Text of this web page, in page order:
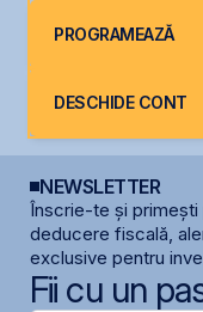
PROGRAMEAZĂ
DESCHIDE CONT
NEWSLETTER
Înscrie-te și primești
deducere fiscală,
exclusive pentru
Fii cu un